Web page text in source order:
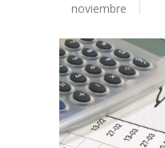
noviembre